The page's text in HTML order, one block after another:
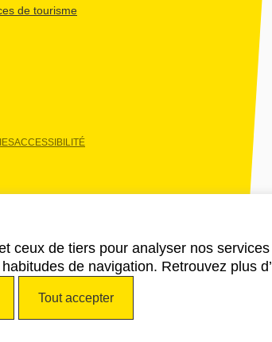
de tourisme
ACCESSIBILITÉ
ceux de tiers pour analyser nos
de navigation. Retrouvez plus
Tout accepter